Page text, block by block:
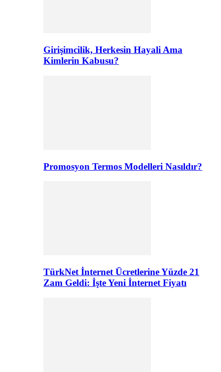
Girişimcilik, Herkesin Hayali Ama
Kimlerin Kabusu?
Promosyon Termos Modelleri Nasıldır?
TürkNet İnternet Ücretlerine Yüzde 21
Zam Geldi: İşte Yeni İnternet Fiyatı